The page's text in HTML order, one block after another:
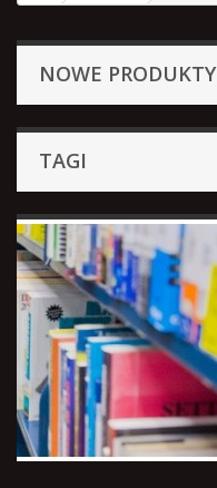
NOWE PRODUKTY
TAGI